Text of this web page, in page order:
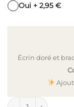
Oui + 2,95 €
Écrin doré et
quantité de Bola